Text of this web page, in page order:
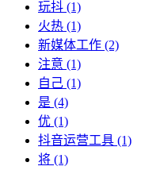
玩抖 (1)
火热 (1)
新媒体工作 (2)
注意 (1)
自己 (1)
是 (4)
优 (1)
抖音运营工具 (1)
将 (1)